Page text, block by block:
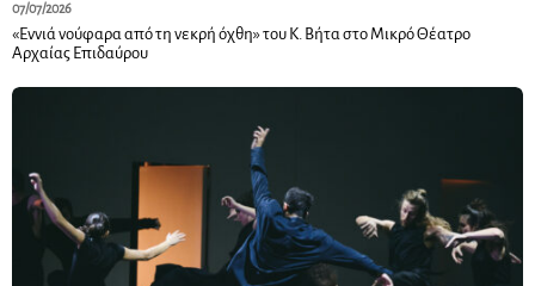
07/07/2026
«Εννιά νούφαρα από τη νεκρή όχθη» του Κ. Βήτα στο Μικρό Θέατρο
Αρχαίας Επιδαύρου